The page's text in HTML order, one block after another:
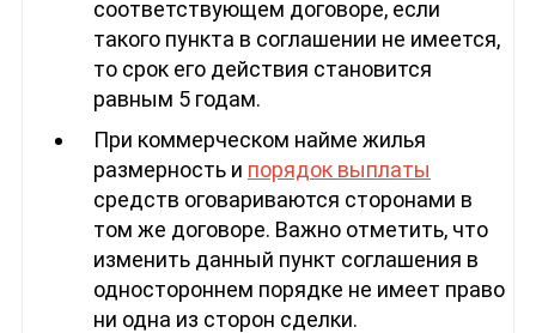
соответствующем договоре, если
такого пункта в соглашении не имеется,
то срок его действия становится
равным 5 годам.
При коммерческом найме жилья
размерность и порядок выплаты
средств оговариваются сторонами в
том же договоре. Важно отметить, что
изменить данный пункт соглашения в
одностороннем порядке не имеет право
ни одна из сторон сделки.